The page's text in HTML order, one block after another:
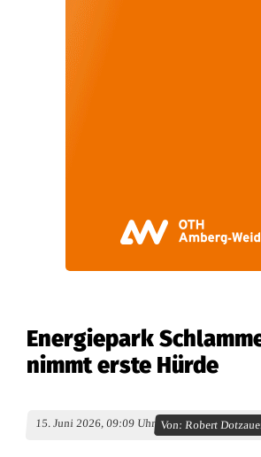
Energiepark
nimmt erste Hürde
15. Juni 2026, 09:09 Uhr Von:Robert